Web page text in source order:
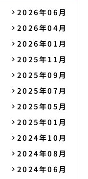
2026年06月
2026年04月
2026年01月
2025年11月
2025年09月
2025年07月
2025年05月
2025年01月
2024年10月
2024年08月
2024年06月